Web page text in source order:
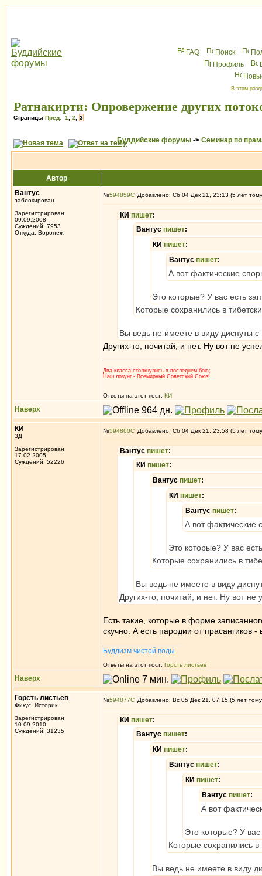
FAQ Поиск
Профиль
В этом
Ратнакирти: Опровержение других
Страницы Пред. 1 2 3
Буддийские форумы -> Семинар по
Автор
Вантус
заблокирован
Зарегистрирован:
09.09.2008
Суждений: 7953
Откуда: Воронеж
№594859 Добавлено: Сб 04 Дек 21, 23:13 (5 лет
КИ пишет:
Вантус пишет:
КИ пишет:
Вантус пишет:
А вот фактические
Это которые? У вас есть
Которые сохранились в
Вы ведь не имеете в виду диспуты
Других-то, почитай, и нет. Ну вот не
Два класса столкнулись в последнем бою;
Наш лозунг - Всемирный Советский Союз!
Ответы на этот пост: КИ
Наверх
КИ
3Д
Зарегистрирован:
17.02.2005
Суждений: 52226
№594860 Добавлено: Сб 04 Дек 21, 23:58 (5 лет
Вантус пишет:
КИ пишет:
Вантус пишет:
КИ пишет:
Вантус пишет:
А вот фактические
Это которые? У вас
Которые сохранились в
Вы ведь не имеете в виду
Других-то, почитай, и нет. Ну вот
Есть такие, которые в форме
скучно. А есть пародии от прасангиков -
Буддизм чистой воды
Ответы на этот пост: Горсть листьев
Наверх
Горсть листьев
Фикус, Историк
Зарегистрирован:
10.09.2010
Суждений: 31235
№594877 Добавлено: Вс 05 Дек 21, 07:15 (5 лет
КИ пишет:
Вантус пишет:
КИ пишет:
Вантус пишет:
КИ пишет:
Вантус пишет:
А вот
Это которые? У вас
Которые сохранились в
Вы ведь не имеете в виду